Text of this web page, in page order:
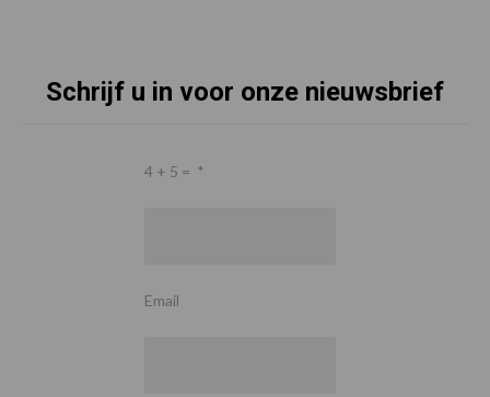
Schrijf u in voor onze nieuwsbrief
4 + 5 = *
Email